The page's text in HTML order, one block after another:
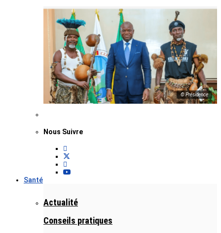
© Présidence
Nous Suivre
Santé
Actualité
Conseils pratiques